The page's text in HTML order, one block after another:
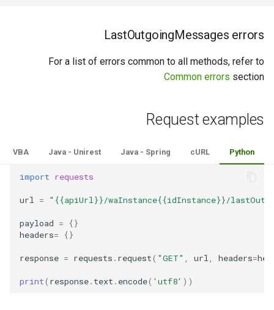
LastOutgoingMessages errors
For a list of errors common to all methods, refer to
Common errors section
Request examples
Python
cURL
Java - Spring
Java - Unirest
VBA
import requests
url = "{{apiUrl}}/waInstance{{idInstance}}/
payload =
{}
headers= {}
response = requests . request( "GET" url headers=
print( response. text . encode( 'utf8' ))